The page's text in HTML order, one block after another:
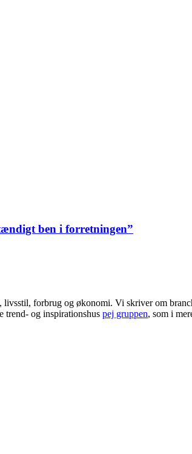
ben i forretningen”
forbrug og økonomi. Vi skriver om
trend- og inspirationshus pej gruppen, som i